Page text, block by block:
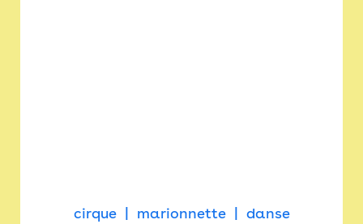
cirque marionnette danse